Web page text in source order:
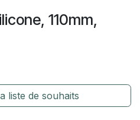
110mm,
liste de souhaits